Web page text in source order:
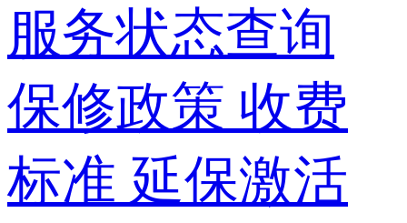
服务状态查询
保修政策 收费
标准 延保激活